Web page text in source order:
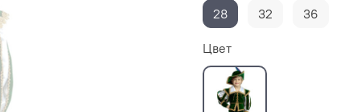
28
32 36
Цвет